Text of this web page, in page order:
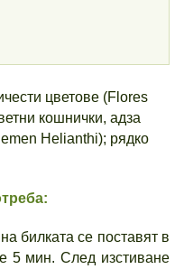
цветове (Flores
кошнички, адза
Helianthi); рядко
билката се поставят в
5 мин. След изстиване